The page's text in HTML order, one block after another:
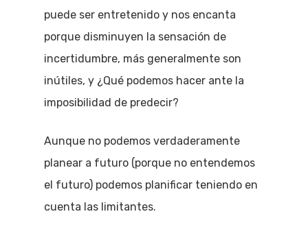
puede ser entretenido y nos encanta
porque disminuyen la sensación de
incertidumbre, más generalmente son
inútiles, y ¿Qué podemos hacer ante la
imposibilidad de predecir?
Aunque no podemos verdaderamente
planear a futuro (porque no entendemos
el futuro) podemos planificar teniendo en
cuenta las limitantes.